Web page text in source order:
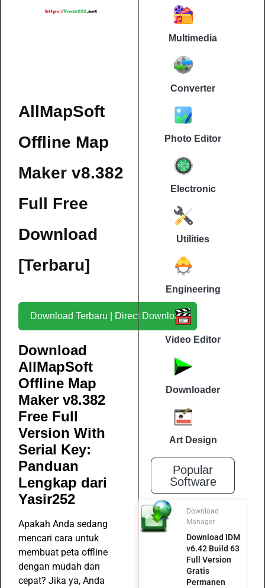
AllMapSoft
Offline Map
Maker v8.382
Full Free
Download
[Terbaru]
Download Terbaru | Direct Download
Download
AllMapSoft
Offline Map
Maker v8.382
Free Full
Version With
Serial Key:
Panduan
Lengkap dari
Yasir252
Apakah Anda sedang
mencari cara untuk
membuat peta offline
dengan mudah dan
cepat? Jika ya, Anda
Multimedia
Converter
Photo Editor
Electronic
Utilities
Engineering
Video Editor
Downloader
Art Design
Popular
Software
Download
Manager
Download IDM
v6.42 Build 63
Full Version
Gratis
Permanen